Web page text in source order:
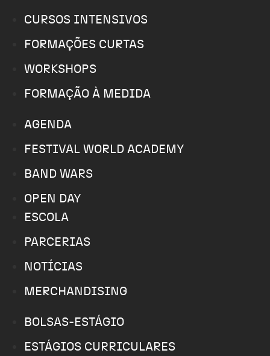
CURSOS INTENSIVOS
FORMAÇÕES CURTAS
WORKSHOPS
FORMAÇÃO À MEDIDA
AGENDA
FESTIVAL WORLD ACADEMY
BAND WARS
OPEN DAY
ESCOLA
PARCERIAS
NOTÍCIAS
MERCHANDISING
BOLSAS-ESTÁGIO
ESTÁGIOS CURRICULARES